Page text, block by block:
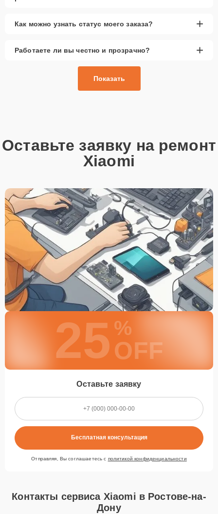
Как можно узнать статус моего заказа? +
Работаете ли вы честно и прозрачно? +
Показать
Оставьте заявку на ремонт
Xiaomi
25 %
OFF
Оставьте заявку
Бесплатная консультация
Отправляя, Вы соглашаетесь с политикой конфиденциальности
Контакты сервиса Xiaomi в Ростове-на-
Дону